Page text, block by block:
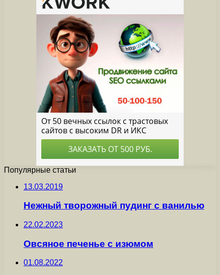
Популярные статьи
13.03.2019
Нежный творожный пудинг с ванилью
22.02.2023
Овсяное печенье с изюмом
01.08.2022